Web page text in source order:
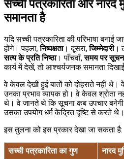
सच्ची पत्रकारिता और नारद
समानता है
यदि सच्ची पत्रकारिता की परिभाषा बनाई
होंगे। पहला,निष्पक्षता। दूसरा,जिम्मेदारी।
सत्य के प्रति निष्ठा। पाँचवाँ,समय पर
कार्य में देखें, तो आश्चर्यजनक समानता
वे केवल देखी हुई बातों को दोहराते नहीं थे।
उनका प्रभाव व्यापक हो। वे केवल श्रोता
थे। वे जानते थे कि सूचना कब उपचार
उसका उपयोग धर्म केंद्रित दृष्टि से करते थे।
इस तुलना को इस प्रकार देखा जा सकता है:
सच्ची पत्रकारिता का गुण नारद